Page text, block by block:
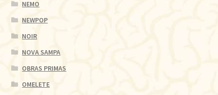
NEMO
NEWPOP
NOIR
NOVA SAMPA
OBRAS PRIMAS
OMELETE